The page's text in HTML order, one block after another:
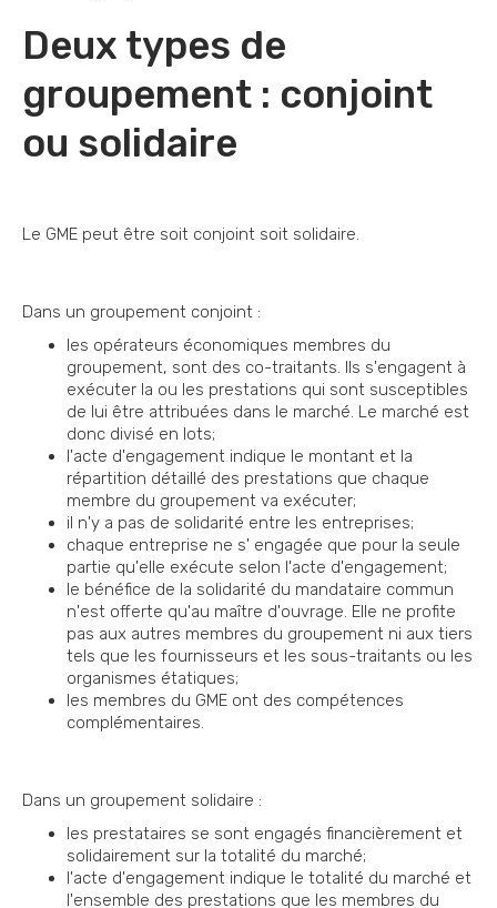
Deux types de
groupement : conjoint
ou solidaire
Le GME peut être soit conjoint soit solidaire.
Dans un groupement conjoint :
les opérateurs économiques membres du
groupement, sont des co-traitants. Ils s'engagent à
exécuter la ou les prestations qui sont susceptibles
de lui être attribuées dans le marché. Le marché est
donc divisé en lots;
l'acte d'engagement indique le montant et la
répartition détaillé des prestations que chaque
membre du groupement va exécuter;
il n'y a pas de solidarité entre les entreprises;
chaque entreprise ne s' engagée que pour la seule
partie qu'elle exécute selon l'acte d'engagement;
le bénéfice de la solidarité du mandataire commun
n'est offerte qu'au maître d'ouvrage. Elle ne profite
pas aux autres membres du groupement ni aux tiers
tels que les fournisseurs et les sous-traitants ou les
organismes étatiques;
les membres du GME ont des compétences
complémentaires.
Dans un groupement solidaire :
les prestataires se sont engagés financièrement et
solidairement sur la totalité du marché;
l'acte d'engagement indique le totalité du marché et
l'ensemble des prestations que les membres du